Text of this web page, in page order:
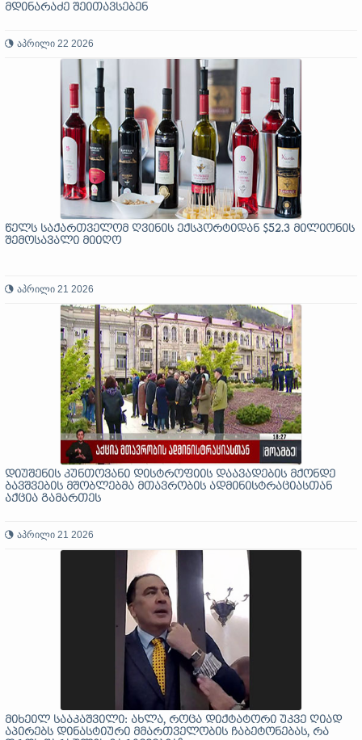
მდინარაძე შეითავსებენ
აპრილი 22 2026
წელს საქართველომ ღვინის ექსპორტიდან $52.3 მილიონის
შემოსავალი მიიღო
აპრილი 21 2026
დიუშენის კუნთოვანი დისტროფიის დაავადების მქონდე
ბავშვების მშობლებმა მთავრობის ადმინისტრაციასთან
აქცია გამართეს
აპრილი 21 2026
მიხეილ სააკაშვილი: ახლა, როცა დიქტატორი უკვე ღიად
აპირებს დინასტიური მმართველობის ჩაბეტონებას, რა